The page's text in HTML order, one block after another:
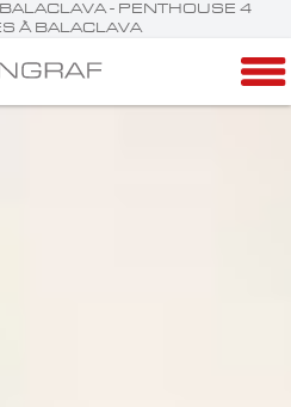
- PENTHOUSE 4
À BALACLAVA